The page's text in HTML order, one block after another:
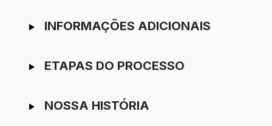
INFORMAÇÕES ADICIONAIS
ETAPAS DO PROCESSO
NOSSA HISTÓRIA